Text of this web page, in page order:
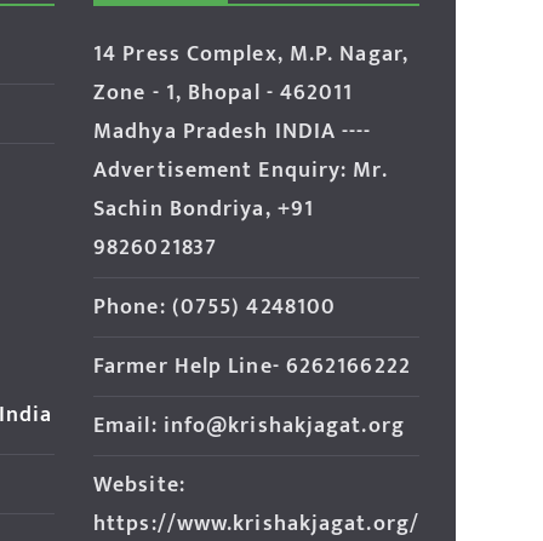
14 Press Complex, M.P. Nagar,
Zone - 1, Bhopal - 462011
Madhya Pradesh INDIA ----
Advertisement Enquiry: Mr.
Sachin Bondriya, +91
9826021837
Phone: (0755) 4248100
Farmer Help Line- 6262166222
Email: info@krishakjagat.org
Website:
https://www.krishakjagat.org/